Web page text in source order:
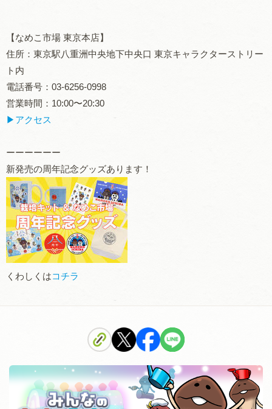
【なめこ市場 東京本店】
住所：東京駅八重洲中央地下中央口 東京キャラクターストリー
ト内
電話番号：03-6256-0998
営業時間：10:00〜20:30
▶アクセス
ーーーーーー
新発売の周年記念グッズあります！
くわしくはコチラ